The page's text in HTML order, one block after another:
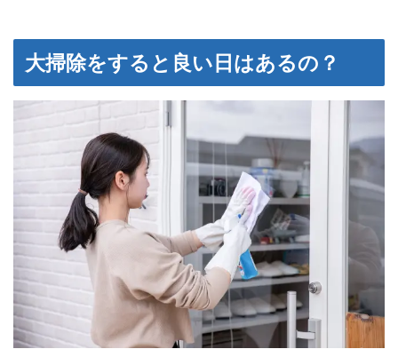
大掃除をすると良い日はあるの？